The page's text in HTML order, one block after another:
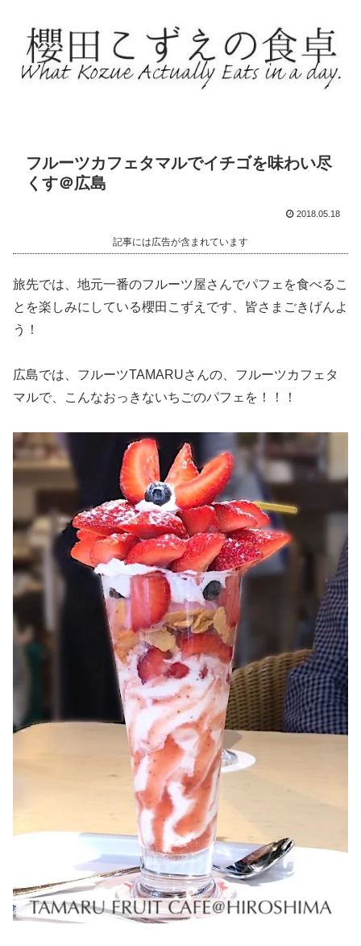
フルーツカフェタマルでイチゴを味わい尽
くす＠広島
2018.05.18
記事には広告が含まれています
旅先では、地元一番のフルーツ屋さんでパフェを食べるこ
とを楽しみにしている櫻田こずえです、皆さまごきげんよ
う！
広島では、フルーツTAMARUさんの、フルーツカフェタ
マルで、こんなおっきないちごのパフェを！！！